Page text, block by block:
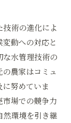
術の進化によ
動への対応と
な水管理技術の
農家はコミュ
努めていま
場での競争力
然環境を引き継